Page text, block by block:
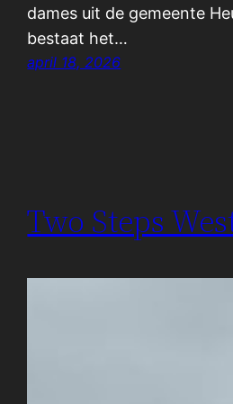
dames uit de gemeente
bestaat het…
april 18, 2026
Two Steps